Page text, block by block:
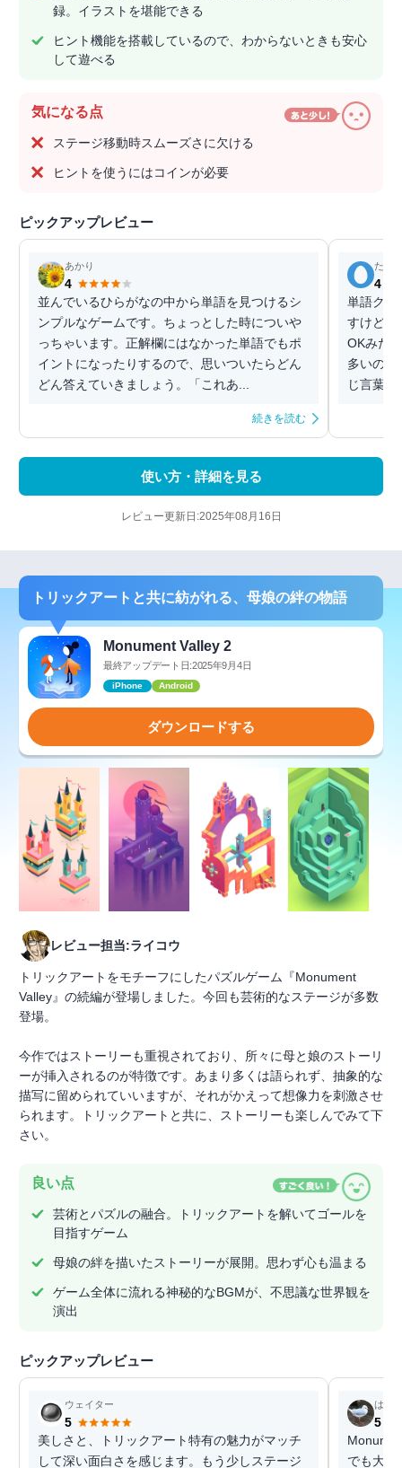
録。イラストを堪能できる
ヒント機能を搭載しているので、わからないときも安心
して遊べる
気になる点
ステージ移動時スムーズさに欠ける
ヒントを使うにはコインが必要
ピックアップレビュー
あかり
4
並んでいるひらがなの中から単語を見つけるシ
ンプルなゲームです。ちょっとした時についや
っちゃいます。正解欄にはなかった単語でもポ
イントになったりするので、思いついたらどん
どん答えていきましょう。「これあ...
続きを読む
たか
4
単語クロ
すけど、
OKみた
多いので
じ言葉
使い方・詳細を見る
レビュー更新日:2025年08月16日
トリックアートと共に紡がれる、母娘の絆の物語
Monument Valley 2
最終アップデート日:2025年9月4日
iPhone Android
ダウンロードする
レビュー担当:ライコウ
トリックアートをモチーフにしたパズルゲーム『Monument
Valley』の続編が登場しました。今回も芸術的なステージが多数
登場。
今作ではストーリーも重視されており、所々に母と娘のストーリ
ーが挿入されるのが特徴です。あまり多くは語られず、抽象的な
描写に留められていいますが、それがかえって想像力を刺激させ
られます。トリックアートと共に、ストーリーも楽しんでみて下
さい。
良い点
芸術とパズルの融合。トリックアートを解いてゴールを
目指すゲーム
母娘の絆を描いたストーリーが展開。思わず心も温まる
ゲーム全体に流れる神秘的なBGMが、不思議な世界観を
演出
ピックアップレビュー
ウェイター
5
美しさと、トリックアート特有の魅力がマッチ
して深い面白さを感じます。もう少しステージ
はる
5
でも大丈